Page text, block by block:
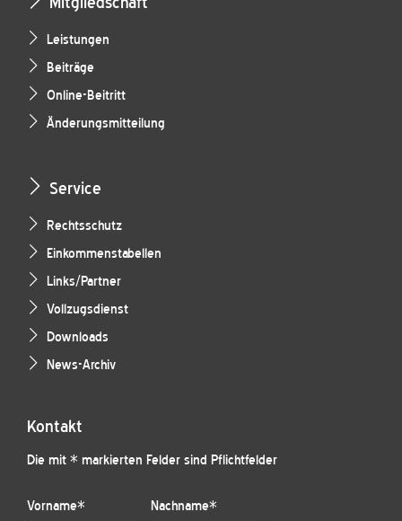
Leistungen
Beiträge
Online-Beitritt
Änderungsmitteilung
Service
Rechtsschutz
Einkommenstabellen
Links/Partner
Vollzugsdienst
Downloads
News-Archiv
Kontakt
Die mit * markierten Felder sind Pflichtfelder
Vorname* Nachname*